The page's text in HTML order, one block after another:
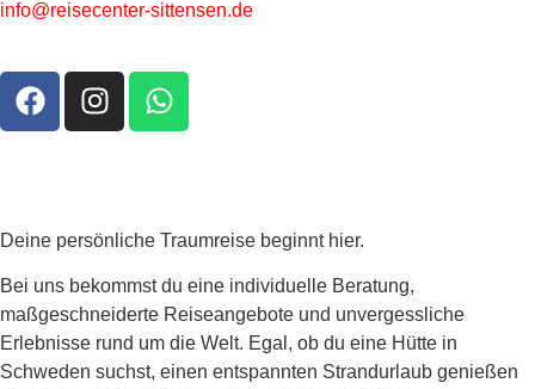
info@reisecenter-sittensen.de
Deine persönliche Traumreise beginnt hier.
Bei uns bekommst du eine individuelle Beratung,
maßgeschneiderte Reiseangebote und unvergessliche
Erlebnisse rund um die Welt. Egal, ob du eine Hütte in
Schweden suchst, einen entspannten Strandurlaub genießen